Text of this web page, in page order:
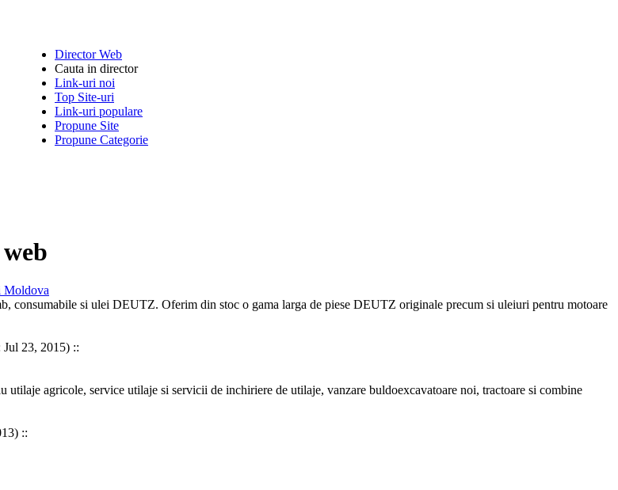
Director Web
Cauta in director
Link-uri noi
Top Site-uri
Link-uri populare
Propune Site
Propune Categorie
Moldova
consumabile si ulei DEUTZ. Oferim din stoc o gama larga de piese DEUTZ originale precum si uleiuri pentru motoare
23, 2015) ::
utilaje agricole, service utilaje si servicii de inchiriere de utilaje, vanzare buldoexcavatoare noi, tractoare si combine
::